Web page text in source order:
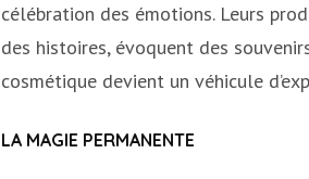
célébration des émotions. Leurs
des histoires, évoquent des
cosmétique devient un véhicule
LA MAGIE PERMANENTE